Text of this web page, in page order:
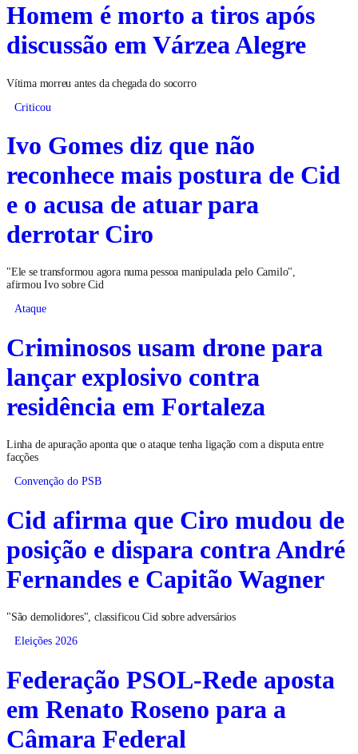
Homem é morto a tiros após
discussão em Várzea Alegre
Vítima morreu antes da chegada do socorro
Criticou
Ivo Gomes diz que não
reconhece mais postura de Cid
e o acusa de atuar para
derrotar Ciro
"Ele se transformou agora numa pessoa manipulada pelo Camilo",
afirmou Ivo sobre Cid
Ataque
Criminosos usam drone para
lançar explosivo contra
residência em Fortaleza
Linha de apuração aponta que o ataque tenha ligação com a disputa entre
facções
Convenção do PSB
Cid afirma que Ciro mudou de
posição e dispara contra André
Fernandes e Capitão Wagner
"São demolidores", classificou Cid sobre adversários
Eleições 2026
Federação PSOL-Rede aposta
em Renato Roseno para a
Câmara Federal